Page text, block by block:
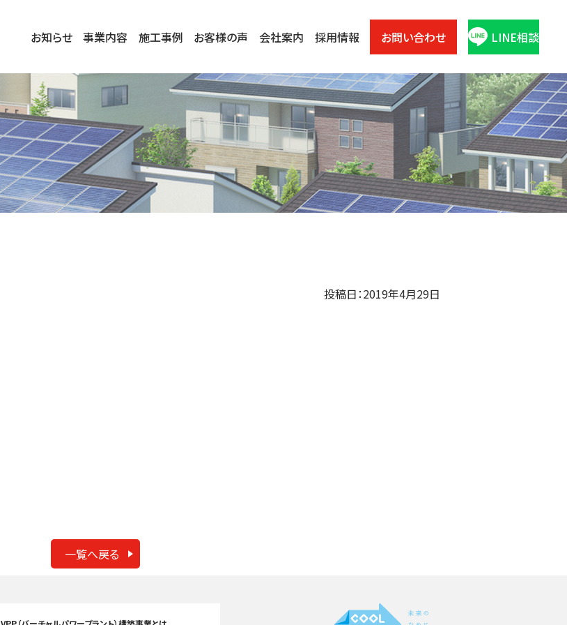
お知らせ 事業内容 施工事例 お客様の声 会社案内 採用情報 お問い合わせ LINE相談
投稿日：2019年4月29日
一覧へ戻る